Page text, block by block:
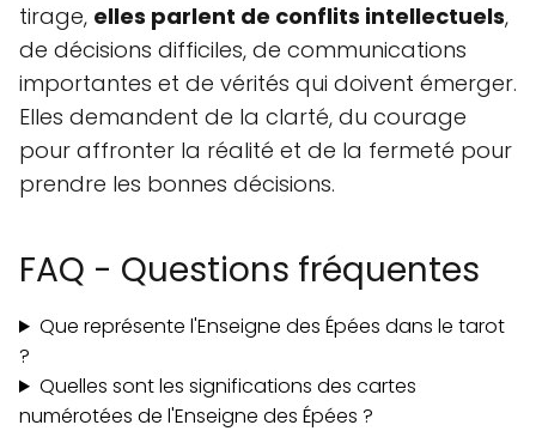
tirage, elles parlent de conflits intellectuels,
de décisions difficiles, de communications
importantes et de vérités qui doivent émerger.
Elles demandent de la clarté, du courage
pour affronter la réalité et de la fermeté pour
prendre les bonnes décisions.
FAQ - Questions fréquentes
Que représente l'Enseigne des Épées dans le tarot
?
Quelles sont les significations des cartes
numérotées de l'Enseigne des Épées ?